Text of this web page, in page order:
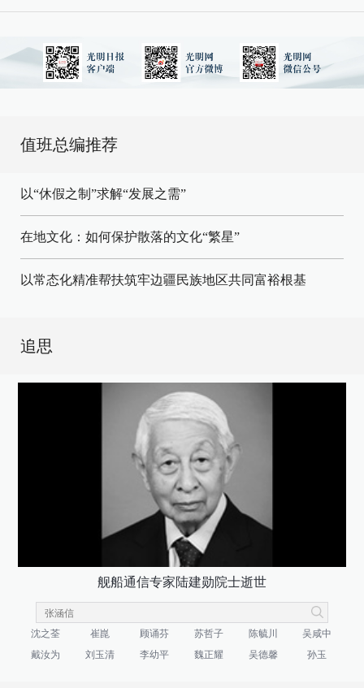
值班总编推荐
以“休假之制”求解“发展之需”
在地文化：如何保护散落的文化“繁星”
以常态化精准帮扶筑牢边疆民族地区共同富裕根基
追思
舰船通信专家陆建勋院士逝世
沈之荃 崔崑 顾诵芬 苏哲子 陈毓川
吴咸中
戴汝为
刘玉清 李幼平 魏正耀 吴德馨 孙玉